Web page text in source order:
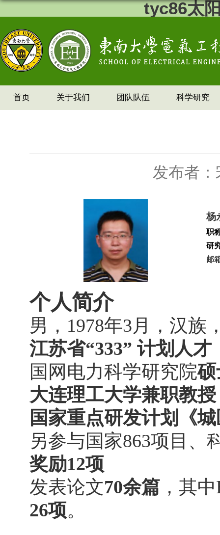
tyc86太
首页 关于我们 团队队伍 科学研究
发布者：
杨
职
研
邮
个人简介
男， 1978年3月，汉族
江苏省“333” 计划人才
国网电力科学研究院
大连理工大学兼职教授
国家重点研发计划《
另参与国家863项目、
奖励12项
发表论文70余篇 ，其中
26项。